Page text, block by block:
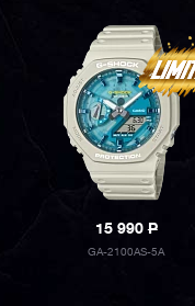
15 990P
GA-2100AS-5A